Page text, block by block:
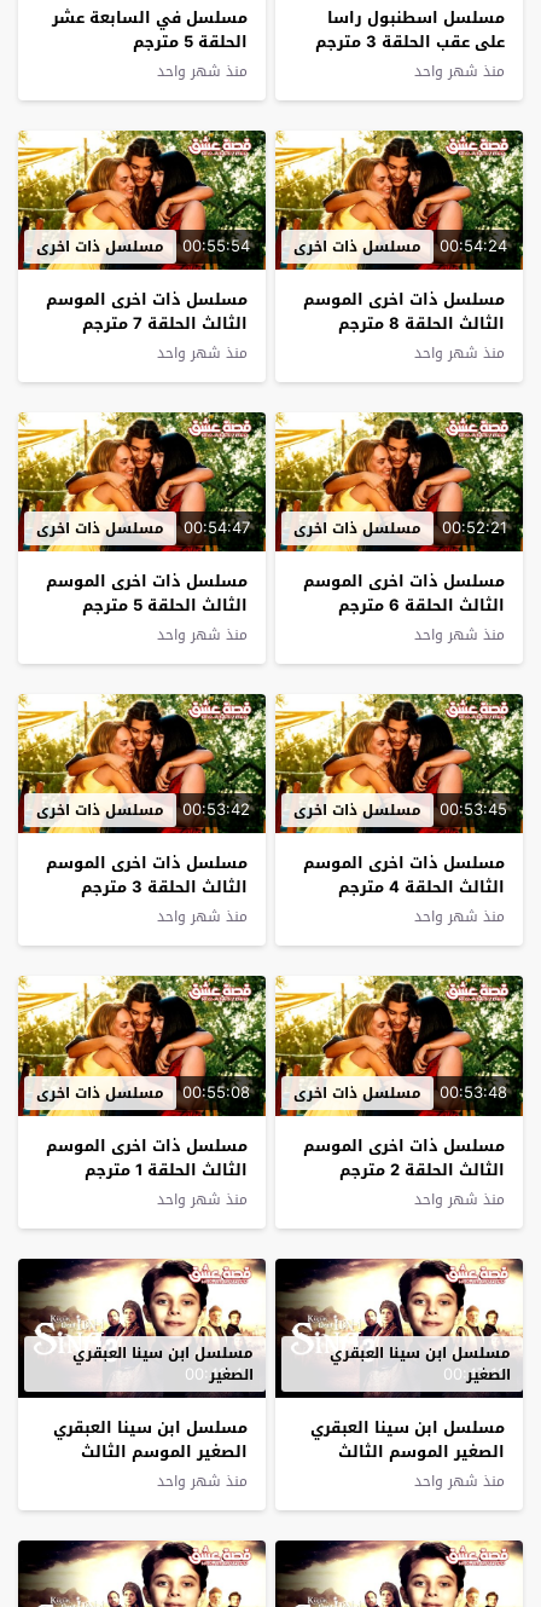
مسلسل اسطنبول راسا
على عقب الحلقة 3 مترجم
منذ شهر واحد
مسلسل في السابعة عشر
الحلقة 5 مترجم
منذ شهر واحد
00:54:24 مسلسل ذات اخرى
مسلسل ذات اخرى الموسم
الثالث الحلقة 8 مترجم
منذ شهر واحد
00:55:54 مسلسل ذات اخرى
مسلسل ذات اخرى الموسم
الثالث الحلقة 7 مترجم
منذ شهر واحد
00:52:21 مسلسل ذات اخرى
مسلسل ذات اخرى الموسم
الثالث الحلقة 6 مترجم
منذ شهر واحد
00:54:47 مسلسل ذات اخرى
مسلسل ذات اخرى الموسم
الثالث الحلقة 5 مترجم
منذ شهر واحد
00:53:45 مسلسل ذات اخرى
مسلسل ذات اخرى الموسم
الثالث الحلقة 4 مترجم
منذ شهر واحد
00:53:42 مسلسل ذات اخرى
مسلسل ذات اخرى الموسم
الثالث الحلقة 3 مترجم
منذ شهر واحد
00:53:48 مسلسل ذات اخرى
مسلسل ذات اخرى الموسم
الثالث الحلقة 2 مترجم
منذ شهر واحد
00:55:08 مسلسل ذات اخرى
مسلسل ذات اخرى الموسم
الثالث الحلقة 1 مترجم
منذ شهر واحد
00:47:12
مسلسل ابن سينا العبقري
الصغير
مسلسل ابن سينا العبقري
الصغير الموسم الثالث
الحلقة 10 مترجم
منذ شهر واحد
00:48:41
مسلسل ابن سينا العبقري
الصغير
مسلسل ابن سينا العبقري
الصغير الموسم الثالث
الحلقة 9 مترجم
منذ شهر واحد